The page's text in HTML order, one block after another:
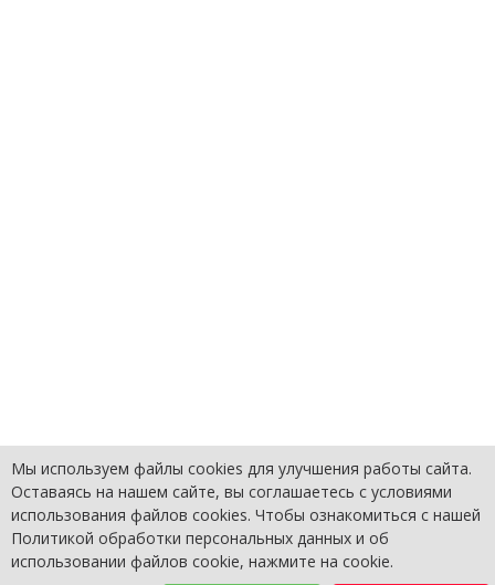
Мы используем файлы cookies для улучшения работы сайта.
Оставаясь на нашем сайте, вы соглашаетесь с условиями
использования файлов cookies. Чтобы ознакомиться с нашей
Политикой обработки персональных данных и об
использовании файлов cookie, нажмите на cookie.